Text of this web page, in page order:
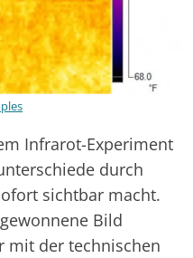
Infrarot-Experiment
durch
sichtbar macht.
Bild
mit der technischen